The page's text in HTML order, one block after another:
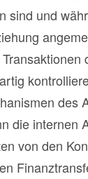
sind und
des
die internen
von den